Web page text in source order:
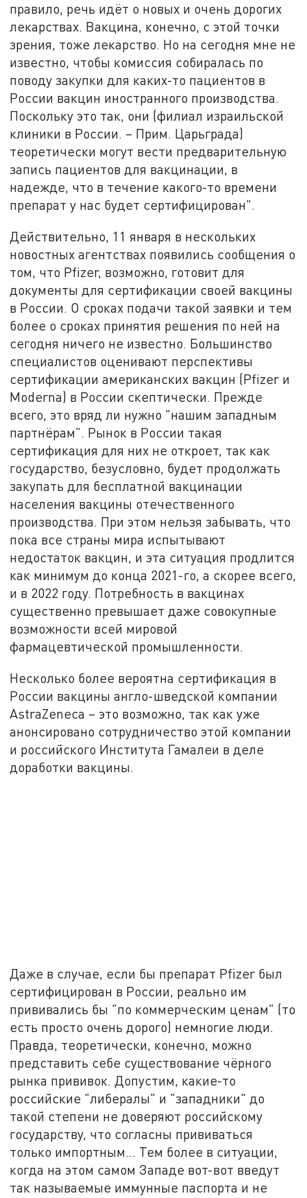
правило, речь идёт о новых и очень дорогих
лекарствах. Вакцина, конечно, с этой точки
зрения, тоже лекарство. Но на сегодня мне не
известно, чтобы комиссия собиралась по
поводу закупки для каких-то пациентов в
России вакцин иностранного производства.
Поскольку это так, они (филиал израильской
клиники в России. – Прим. Царьграда)
теоретически могут вести предварительную
запись пациентов для вакцинации, в
надежде, что в течение какого-то времени
препарат у нас будет сертифицирован".
Действительно, 11 января в нескольких
новостных агентствах появились сообщения о
том, что Pfizer, возможно, готовит для
документы для сертификации своей вакцины
в России. О сроках подачи такой заявки и тем
более о сроках принятия решения по ней на
сегодня ничего не известно. Большинство
специалистов оценивают перспективы
сертификации американских вакцин (Pfizer и
Moderna) в России скептически. Прежде
всего, это вряд ли нужно "нашим западным
партнёрам". Рынок в России такая
сертификация для них не откроет, так как
государство, безусловно, будет продолжать
закупать для бесплатной вакцинации
населения вакцины отечественного
производства. При этом нельзя забывать, что
пока все страны мира испытывают
недостаток вакцин, и эта ситуация продлится
как минимум до конца 2021-го, а скорее всего,
и в 2022 году. Потребность в вакцинах
существенно превышает даже совокупные
возможности всей мировой
фармацевтической промышленности.
Несколько более вероятна сертификация в
России вакцины англо-шведской компании
AstraZeneca – это возможно, так как уже
анонсировано сотрудничество этой компании
и российского Института Гамалеи в деле
доработки вакцины.
Даже в случае, если бы препарат Pfizer был
сертифицирован в России, реально им
прививались бы "по коммерческим ценам" (то
есть просто очень дорого) немногие люди.
Правда, теоретически, конечно, можно
представить себе существование чёрного
рынка прививок. Допустим, какие-то
российские "либералы" и "западники" до
такой степени не доверяют российскому
государству, что согласны прививаться
только импортным… Тем более в ситуации,
когда на этом самом Западе вот-вот введут
так называемые иммунные паспорта и не